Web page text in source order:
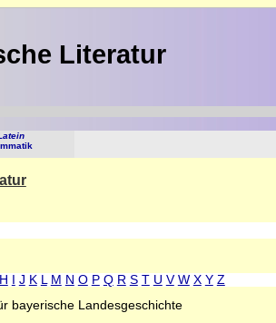
Literatur
H I J K L M N O P Q R S T U V W X Y Z
bayerische Landesgeschichte